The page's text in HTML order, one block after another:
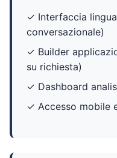
✓ Interfaccia
conversazionale)
✓ Builder
su richiesta)
✓ Dashboard
✓ Accesso mobile